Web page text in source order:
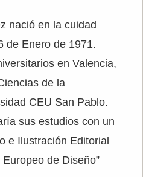
nació en la cuidad
de Enero de 1971.
en Valencia,
de la
CEU San Pablo.
sus estudios con un
e Ilustración Editorial
de Diseño”